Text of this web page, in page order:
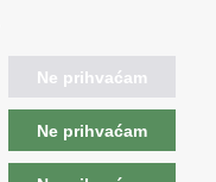
Ne prihvaćam
Ne prihvaćam